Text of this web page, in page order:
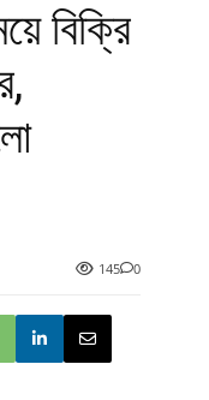
বিক্রি
145
0